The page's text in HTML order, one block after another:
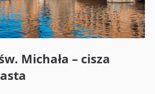
Michała – cisza